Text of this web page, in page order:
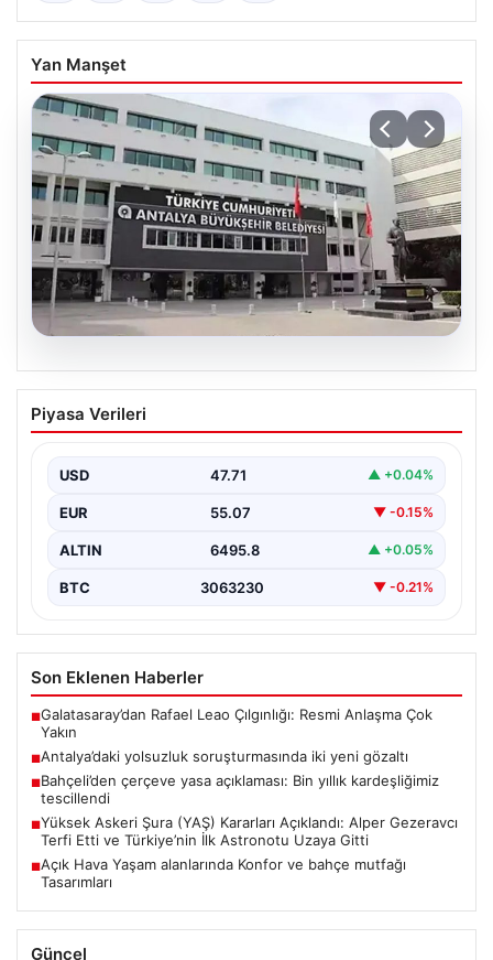
Yan Manşet
Antalya’daki yolsuzluk soruşturmasında
iki yeni gözaltı
Piyasa Verileri
USD 47.71 ▲ +0.04%
EUR 55.07 ▼ -0.15%
ALTIN 6495.8 ▲ +0.05%
BTC 3063230 ▼ -0.21%
Son Eklenen Haberler
■Galatasaray’dan Rafael Leao Çılgınlığı: Resmi Anlaşma Çok
Yakın
■Antalya’daki yolsuzluk soruşturmasında iki yeni gözaltı
■Bahçeli’den çerçeve yasa açıklaması: Bin yıllık kardeşliğimiz
tescillendi
■Yüksek Askeri Şura (YAŞ) Kararları Açıklandı: Alper Gezeravcı
Terfi Etti ve Türkiye’nin İlk Astronotu Uzaya Gitti
■Açık Hava Yaşam alanlarında Konfor ve bahçe mutfağı
Tasarımları
Güncel